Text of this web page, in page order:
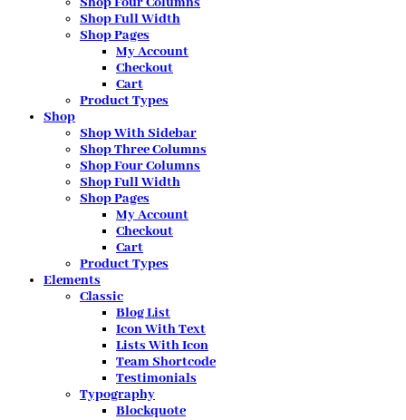
Shop Full Width
Shop Pages
My Account
Checkout
Cart
Product Types
Shop
Shop With Sidebar
Shop Three Columns
Shop Four Columns
Shop Full Width
Shop Pages
My Account
Checkout
Cart
Product Types
Elements
Classic
Blog List
Icon With Text
Lists With Icon
Team Shortcode
Testimonials
Typography
Blockquote